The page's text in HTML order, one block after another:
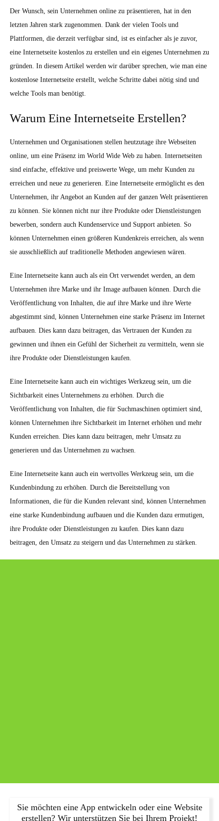
Der Wunsch, sein Unternehmen online zu präsentieren, hat in den
letzten Jahren stark zugenommen. Dank der vielen Tools und
Plattformen, die derzeit verfügbar sind, ist es einfacher als je zuvor,
eine Internetseite kostenlos zu erstellen und ein eigenes Unternehmen zu
gründen. In diesem Artikel werden wir darüber sprechen, wie man eine
kostenlose Internetseite erstellt, welche Schritte dabei nötig sind und
welche Tools man benötigt.
Warum Eine Internetseite Erstellen?
Unternehmen und Organisationen stellen heutzutage ihre Webseiten
online, um eine Präsenz im World Wide Web zu haben. Internetseiten
sind einfache, effektive und preiswerte Wege, um mehr Kunden zu
erreichen und neue zu generieren. Eine Internetseite ermöglicht es den
Unternehmen, ihr Angebot an Kunden auf der ganzen Welt präsentieren
zu können. Sie können nicht nur ihre Produkte oder Dienstleistungen
bewerben, sondern auch Kundenservice und Support anbieten. So
können Unternehmen einen größeren Kundenkreis erreichen, als wenn
sie ausschließlich auf traditionelle Methoden angewiesen wären.
Eine Internetseite kann auch als ein Ort verwendet werden, an dem
Unternehmen ihre Marke und ihr Image aufbauen können. Durch die
Veröffentlichung von Inhalten, die auf ihre Marke und ihre Werte
abgestimmt sind, können Unternehmen eine starke Präsenz im Internet
aufbauen. Dies kann dazu beitragen, das Vertrauen der Kunden zu
gewinnen und ihnen ein Gefühl der Sicherheit zu vermitteln, wenn sie
ihre Produkte oder Dienstleistungen kaufen.
Eine Internetseite kann auch ein wichtiges Werkzeug sein, um die
Sichtbarkeit eines Unternehmens zu erhöhen. Durch die
Veröffentlichung von Inhalten, die für Suchmaschinen optimiert sind,
können Unternehmen ihre Sichtbarkeit im Internet erhöhen und mehr
Kunden erreichen. Dies kann dazu beitragen, mehr Umsatz zu
generieren und das Unternehmen zu wachsen.
Eine Internetseite kann auch ein wertvolles Werkzeug sein, um die
Kundenbindung zu erhöhen. Durch die Bereitstellung von
Informationen, die für die Kunden relevant sind, können Unternehmen
eine starke Kundenbindung aufbauen und die Kunden dazu ermutigen,
ihre Produkte oder Dienstleistungen zu kaufen. Dies kann dazu
beitragen, den Umsatz zu steigern und das Unternehmen zu stärken.
Sie möchten eine App entwickeln oder eine Website
erstellen? Wir unterstützen Sie bei Ihrem Projekt!